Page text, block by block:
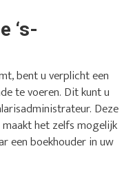
‘s-
bent u verplicht een
te voeren. Dit kunt u
Deze
het zelfs mogelijk
een boekhouder in uw